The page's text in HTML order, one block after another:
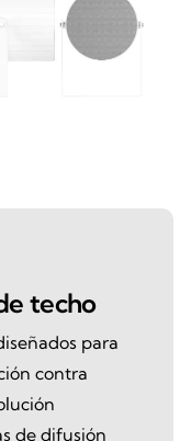
techo
para
contra
de difusión